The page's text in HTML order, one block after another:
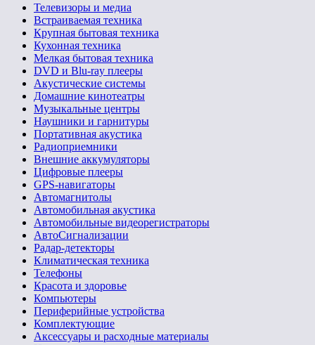
Телевизоры и медиа
Встраиваемая техника
Крупная бытовая техника
Кухонная техника
Мелкая бытовая техника
DVD и Blu-ray плееры
Акустические системы
Домашние кинотеатры
Музыкальные центры
Наушники и гарнитуры
Портативная акустика
Радиоприемники
Внешние аккумуляторы
Цифровые плееры
GPS-навигаторы
Автомагнитолы
Автомобильная акустика
Автомобильные видеорегистраторы
АвтоСигнализации
Радар-детекторы
Климатическая техника
Телефоны
Красота и здоровье
Компьютеры
Периферийные устройства
Комплектующие
Аксессуары и расходные материалы